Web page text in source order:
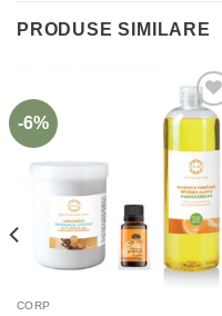
PRODUSE SIMILARE
-6%
Adaugă
Favorite
CORP